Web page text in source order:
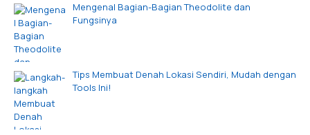
Mengenal Bagian-Bagian Theodolite dan
Fungsinya
Tips Membuat Denah Lokasi Sendiri, Mudah dengan
Tools Ini!